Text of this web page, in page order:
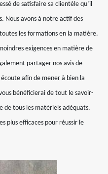
de satisfaire sa clientèle qu’il
Nous avons à notre actif des
les formations en la matière.
exigences en matière de
partager nos avis de
afin de mener à bien la
bénéficierai de tout le savoir-
de tous les matériels adéquats.
plus efficaces pour réussir le